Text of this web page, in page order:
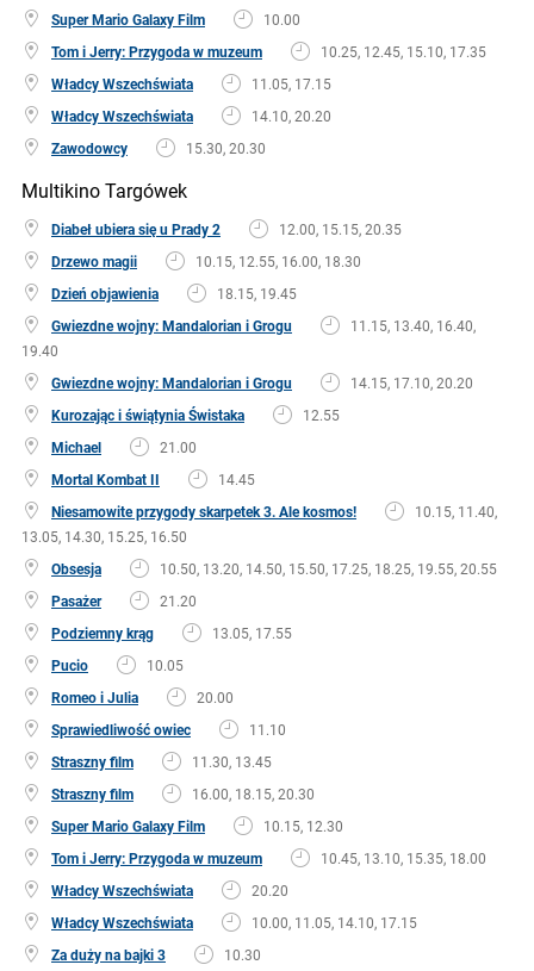
Super Mario Galaxy Film
10.00
Tom i Jerry: Przygoda w muzeum
10.25, 12.45, 15.10, 17.35
Władcy Wszechświata
11.05, 17.15
Władcy Wszechświata
14.10, 20.20
Zawodowcy
15.30, 20.30
Multikino Targówek
Diabeł ubiera się u Prady 2
12.00, 15.15, 20.35
Drzewo magii
10.15, 12.55, 16.00, 18.30
Dzień objawienia
18.15, 19.45
Gwiezdne wojny: Mandalorian i Grogu
11.15, 13.40, 16.40,
19.40
Gwiezdne wojny: Mandalorian i Grogu
14.15, 17.10, 20.20
Kurozając i świątynia Świstaka
12.55
Michael
21.00
Mortal Kombat II
14.45
Niesamowite przygody skarpetek 3. Ale kosmos!
10.15, 11.40,
13.05, 14.30, 15.25, 16.50
Obsesja
10.50, 13.20, 14.50, 15.50, 17.25, 18.25, 19.55, 20.55
Pasażer
21.20
Podziemny krąg
13.05, 17.55
Pucio
10.05
Romeo i Julia
20.00
Sprawiedliwość owiec
11.10
Straszny film
11.30, 13.45
Straszny film
16.00, 18.15, 20.30
Super Mario Galaxy Film
10.15, 12.30
Tom i Jerry: Przygoda w muzeum
10.45, 13.10, 15.35, 18.00
Władcy Wszechświata
20.20
Władcy Wszechświata
10.00, 11.05, 14.10, 17.15
Za duży na bajki 3
10.30